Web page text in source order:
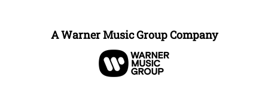
A Warner Music Group Company